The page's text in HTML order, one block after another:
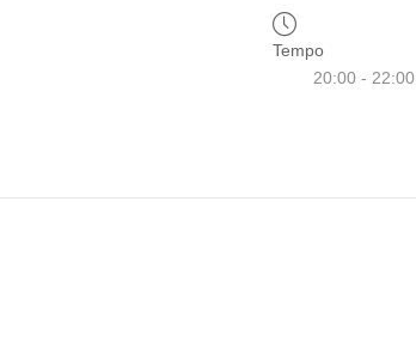
Tempo
20:00 - 22:00